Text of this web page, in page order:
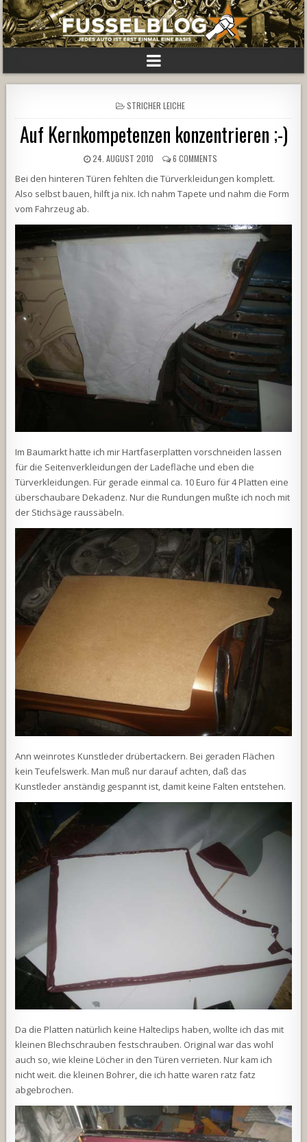
POSTED
IN
STRICHER LEICHE
Auf Kernkompetenzen konzentrieren ;-)
24. AUGUST 2010 6 COMMENTS
Bei den hinteren Türen fehlten die Türverkleidungen komplett.
Also selbst bauen, hilft ja nix. Ich nahm Tapete und nahm die Form
vom Fahrzeug ab.
Im Baumarkt hatte ich mir Hartfaserplatten vorschneiden lassen
für die Seitenverkleidungen der Ladefläche und eben die
Türverkleidungen. Für gerade einmal ca. 10 Euro für 4 Platten eine
überschaubare Dekadenz. Nur die Rundungen mußte ich noch mit
der Stichsäge raussäbeln.
Ann weinrotes Kunstleder drübertackern. Bei geraden Flächen
kein Teufelswerk. Man muß nur darauf achten, daß das
Kunstleder anständig gespannt ist, damit keine Falten entstehen.
Da die Platten natürlich keine Halteclips haben, wollte ich das mit
kleinen Blechschrauben festschrauben. Original war das wohl
auch so, wie kleine Löcher in den Türen verrieten. Nur kam ich
nicht weit. die kleinen Bohrer, die ich hatte waren ratz fatz
abgebrochen.